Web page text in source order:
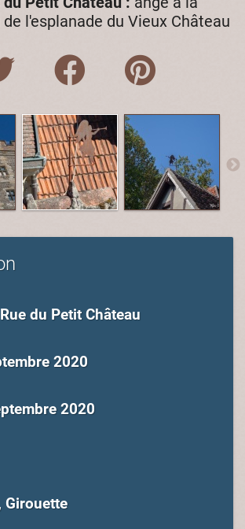
l'esplanade du Vieux Château
Rue du Petit Château
2020
2020
Girouette